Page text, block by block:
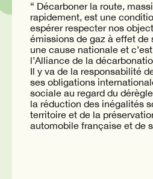
“ Décarboner la route,
rapidement, est une
espérer respecter nos
émissions de gaz à effet de
une cause nationale et
l’Alliance de la
Il y va de la responsabilité
ses obligations
sociale au regard du
la réduction des inégalités
territoire et de la
automobile française et de